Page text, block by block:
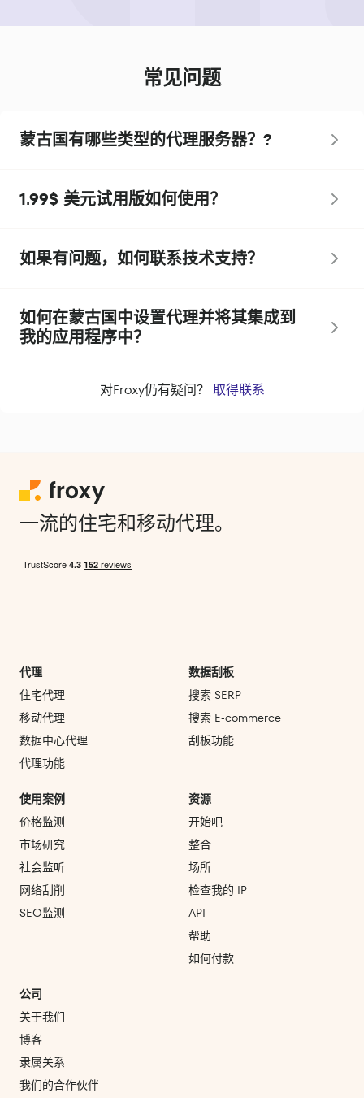
常见问题
蒙古国有哪些类型的代理服务器？?
1.99$ 美元试用版如何使用？
如果有问题，如何联系技术支持？
如何在蒙古国中设置代理并将其集成到
我的应用程序中？
对Froxy仍有疑问？ 取得联系
一流的住宅和移动代理。
代理
住宅代理
移动代理
数据中心代理
代理功能
数据刮板
搜索 SERP
搜索 E‑commerce
刮板功能
使用案例
价格监测
市场研究
社会监听
网络刮削
SEO监测
资源
开始吧
整合
场所
检查我的 IP
API
帮助
如何付款
公司
关于我们
博客
隶属关系
我们的合作伙伴